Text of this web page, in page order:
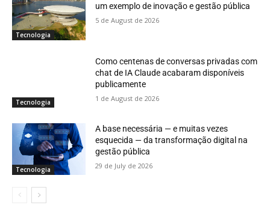
Tecnologia
um exemplo de inovação e gestão pública
5 de August de 2026
Tecnologia
Como centenas de conversas privadas com
chat de IA Claude acabaram disponíveis
publicamente
1 de August de 2026
Tecnologia
A base necessária — e muitas vezes
esquecida — da transformação digital na
gestão pública
29 de July de 2026